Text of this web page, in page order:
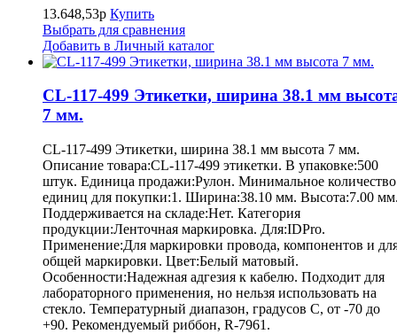
13.648,53р Купить
Выбрать для сравнения
Добавить в Личный каталог
CL-117-499 Этикетки, ширина 38.1 мм
7 мм.
CL-117-499 Этикетки, ширина 38.1 мм высота 7 мм.
Описание товара:CL-117-499 этикетки. В упаковке:500
штук. Единица продажи:Рулон. Минимальное количество
единиц для покупки:1. Ширина:38.10 мм. Высота:7.00
Поддерживается на складе:Нет. Категория
продукции:Ленточная маркировка. Для:IDPro.
Применение:Для маркировки провода, компонентов и
общей маркировки. Цвет:Белый матовый.
Особенности:Надежная адгезия к кабелю. Подходит для
лабораторного применения, но нельзя использовать на
стекло. Температурный диапазон, градусов С, от -70 до
+90. Рекомендуемый риббон, R-7961.